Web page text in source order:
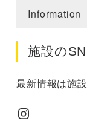
Information
施設の
最新情報は施
Instagram